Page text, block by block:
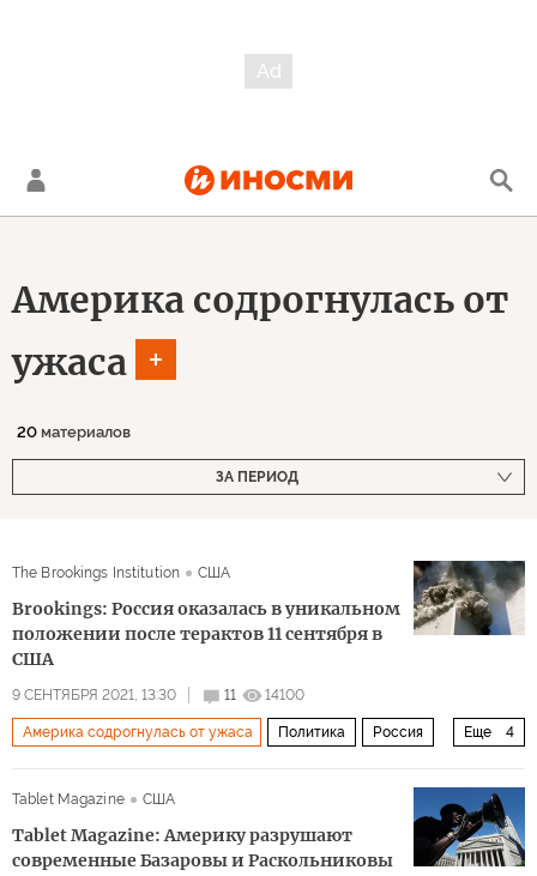
Америка содрогнулась от
ужаса
20 материалов
ЗА ПЕРИОД
The Brookings Institution США
Brookings: Россия оказалась в уникальном
положении после терактов 11 сентября в
США
9 СЕНТЯБРЯ 2021, 13:30 11 14100
Еще 4
Америка содрогнулась от ужаса Политика Россия
Tablet Magazine
США
Tablet Magazine: Америку разрушают
современные Базаровы и Раскольниковы